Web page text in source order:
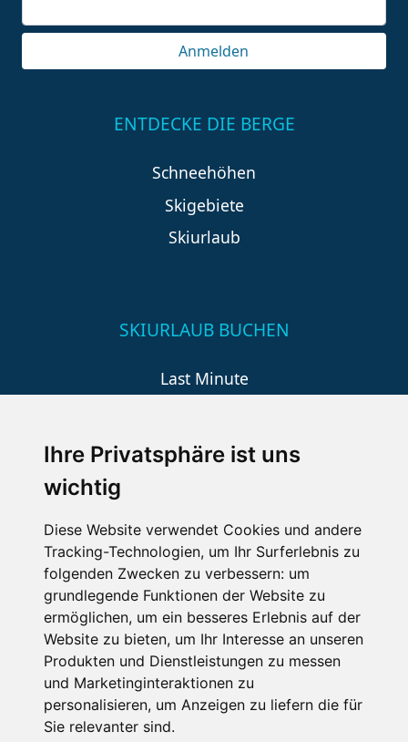
Ihre Privatsphäre ist uns
wichtig
Diese Website verwendet Cookies und andere
Tracking-Technologien, um Ihr Surferlebnis zu
folgenden Zwecken zu verbessern: um
grundlegende Funktionen der Website zu
ermöglichen, um ein besseres Erlebnis auf der
Website zu bieten, um Ihr Interesse an unseren
Produkten und Dienstleistungen zu messen
und Marketinginteraktionen zu
personalisieren, um Anzeigen zu liefern die für
Sie relevanter sind.
Anmelden
ENTDECKE DIE BERGE
Schneehöhen
Skigebiete
Skiurlaub
SKIURLAUB BUCHEN
Last Minute
Wellness
SCHNEEHÖHEN SKI APP
Die Schneehoehen Ski APP für iOS und Android - Ein
Muss für alle Wintersportler und Schneefreaks!